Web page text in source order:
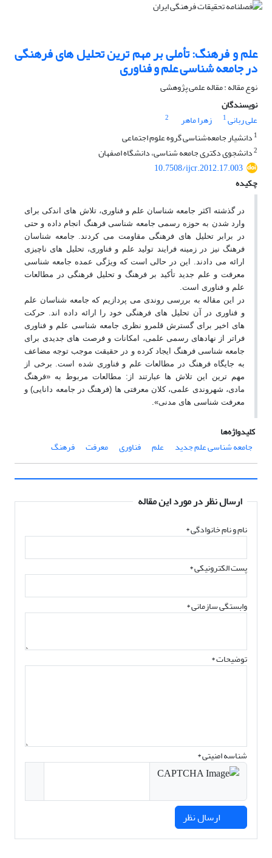
علم و فرهنگ: تأملی بر مهم ترین تحلیل های فرهنگی
در جامعه شناسی علم و فناوری
نوع مقاله : مقاله علمی پژوهشی
نویسندگان
علی ربانی1 زهرا ماهر
2
1 دانشیار جامعه‌شناسی گروه علوم اجتماعی
2دانشجوی دکتری جامعه شناسی، دانشگاه اصفهان
10.7508/ijcr.2012.17.003
چکیده
در گذشته اکثر جامعه شناسان علم و فناوری، تلاش های اندکی برای
وارد شدن به حوزه رسمی جامعه شناسی فرهنگ انجام داده و حتی
در برابر تحلیل های فرهنگی مقاومت می کردند. جامعه شناسان
فرهنگ نیز در زمینه فرایند تولید علم و فناوری، تحلیل های ناچیزی
ارائه می دادند. این در حالی است که ویژگی عمده جامعه شناسی
معرفت و علم جدید تأکید بر فرهنگ و تحلیل فرهنگی در مطالعات
علم و فناوری است.
در این مقاله به بررسی روندی می پردازیم که جامعه شناسان علم
و فناوری در آن تحلیل های فرهنگی خود را ارائه داده اند. حرکت
های اخیر برای گسترش قلمرو نظری جامعه شناسی علم و فناوری
فراتر از نهادهای رسمی علمی، امکانات و فرصت های جدیدی برای
جامعه شناسی فرهنگ ایجاد کرده و در حقیقت موجب توجه مضاعف
به جایگاه فرهنگ در مطالعات علم و فناوری شده است. برخی از
مهم ترین این تلاش ها عبارتند از: مطالعات مربوط به «فرهنگ
مادی، شهروندی علمی، کلان معرفتی ها (فرهنگ در جامعه دانایی) و
معرفت شناسی های مدنی».
کلیدواژه‌ها
جامعه شناسی علم جدید
علم فناوری معرفت فرهنگ
ارسال نظر در مورد این مقاله
نام و نام خانوادگی*
پست الکترونیکی*
وابستگی سازمانی *
توضیحات *
شناسه امنیتی *